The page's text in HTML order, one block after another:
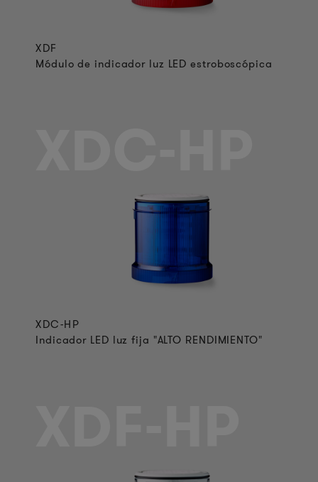
XDF
Módulo de indicador luz LED estroboscópica
XDC-HP
Indicador LED luz fija "ALTO RENDIMIENTO"